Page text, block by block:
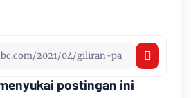
postingan ini